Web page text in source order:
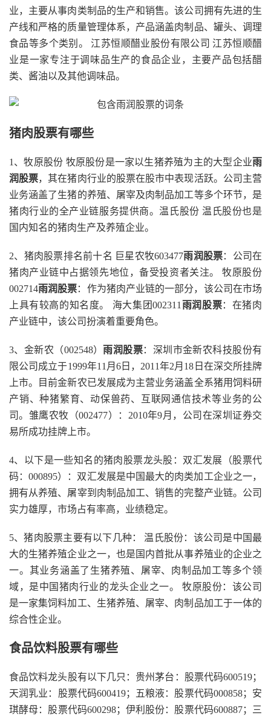
业，主要从事肉类制品的生产和销售。该公司拥有先进的生
产线和严格的质量管理体系，产品涵盖肉制品、罐头、调理
食品等多个类别。 江苏恒顺醋业股份有限公司 江苏恒顺醋
业是一家专注于调味品生产的食品企业，主要产品包括醋
类、酱油以及其他调味品。
猪肉股票有哪些
1、牧原股份 牧原股份是一家以生猪养殖为主的大型企业雨
润股票，其在猪肉行业的股票在股市中表现活跃。公司主营
业务涵盖了生猪的养殖、屠宰及肉制品加工等多个环节，是
猪肉行业的全产业链服务提供商。温氏股份 温氏股份也是
国内知名的猪肉生产及养殖企业。
2、猪肉股票排名前十名 巨星农牧603477雨润股票：公司在
猪肉产业链中占据领先地位，备受投资者关注。 牧原股份
002714雨润股票：作为猪肉产业链的一部分，该公司在市场
上具有较高的知名度。 海大集团002311 雨润股票：在猪肉
产业链中，该公司扮演着重要角色。
3、金新农（002548） 雨润股票：深圳市金新农科技股份有
限公司成立于1999年11月6日，2011年2月18日在深交所挂牌
上市。目前金新农已发展成为主营业务涵盖全系猪用饲料研
产销、种猪繁育、动保兽药、互联网通信技术等业务的公
司。雏鹰农牧（002477）：2010年9月，公司在深圳证券交
易所成功挂牌上市。
4、以下是一些知名的猪肉股票龙头股：双汇发展（股票代
码：000895）：双汇发展是中国最大的肉类加工企业之一，
拥有从养殖、屠宰到肉制品加工、销售的完整产业链。公司
实力雄厚，市场占有率高，业绩稳定。
5、猪肉股票主要有以下几种： 温氏股份：该公司是中国最
大的生猪养殖企业之一，也是国内首批从事养殖业的企业之
一。其业务涵盖了生猪养殖、屠宰、肉制品加工等多个领
域，是中国猪肉行业的龙头企业之一。 牧原股份：该公司
是一家集饲料加工、生猪养殖、屠宰、肉制品加工于一体的
综合性企业。
食品饮料股票有哪些
食品饮料龙头股有以下几只：贵州茅台：股票代码600519；
天润乳业：股票代码600419；五粮液：股票代码000858；安
琪酵母：股票代码600298；伊利股份：股票代码600887；三